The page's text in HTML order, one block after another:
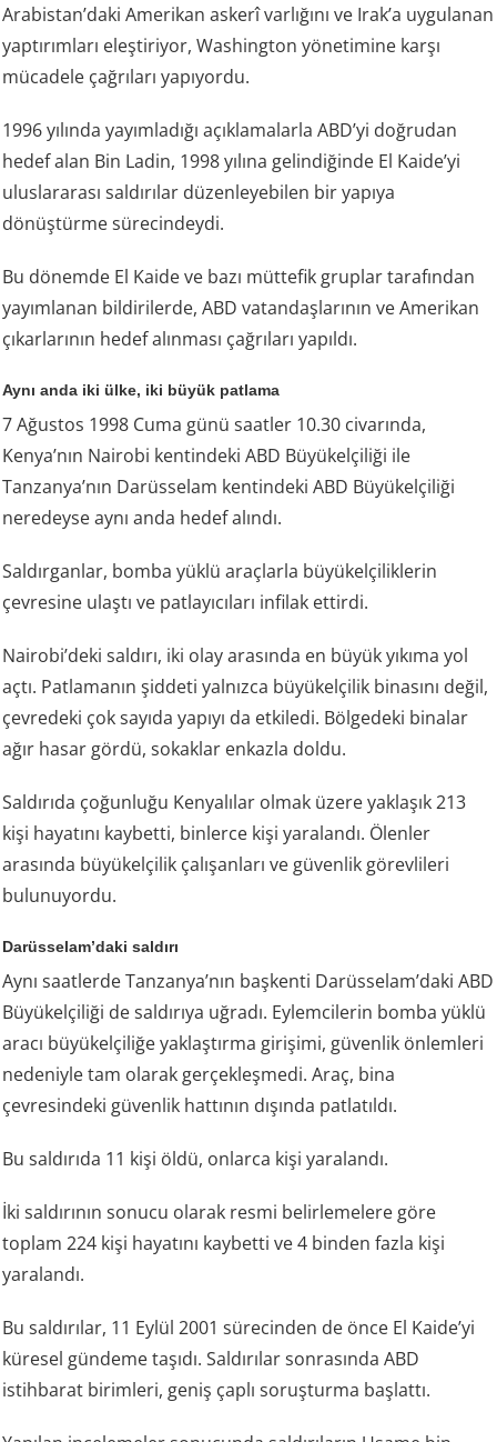
Arabistan’daki Amerikan askerî varlığını ve Irak’a uygulanan
yaptırımları eleştiriyor, Washington yönetimine karşı
mücadele çağrıları yapıyordu.
1996 yılında yayımladığı açıklamalarla ABD’yi doğrudan
hedef alan Bin Ladin, 1998 yılına gelindiğinde El Kaide’yi
uluslararası saldırılar düzenleyebilen bir yapıya
dönüştürme sürecindeydi.
Bu dönemde El Kaide ve bazı müttefik gruplar tarafından
yayımlanan bildirilerde, ABD vatandaşlarının ve Amerikan
çıkarlarının hedef alınması çağrıları yapıldı.
Aynı anda iki ülke, iki büyük patlama
7 Ağustos 1998 Cuma günü saatler 10.30 civarında,
Kenya’nın Nairobi kentindeki ABD Büyükelçiliği ile
Tanzanya’nın Darüsselam kentindeki ABD Büyükelçiliği
neredeyse aynı anda hedef alındı.
Saldırganlar, bomba yüklü araçlarla büyükelçiliklerin
çevresine ulaştı ve patlayıcıları infilak ettirdi.
Nairobi’deki saldırı, iki olay arasında en büyük yıkıma yol
açtı. Patlamanın şiddeti yalnızca büyükelçilik binasını değil,
çevredeki çok sayıda yapıyı da etkiledi. Bölgedeki binalar
ağır hasar gördü, sokaklar enkazla doldu.
Saldırıda çoğunluğu Kenyalılar olmak üzere yaklaşık 213
kişi hayatını kaybetti, binlerce kişi yaralandı. Ölenler
arasında büyükelçilik çalışanları ve güvenlik görevlileri
bulunuyordu.
Darüsselam’daki saldırı
Aynı saatlerde Tanzanya’nın başkenti Darüsselam’daki ABD
Büyükelçiliği de saldırıya uğradı. Eylemcilerin bomba yüklü
aracı büyükelçiliğe yaklaştırma girişimi, güvenlik önlemleri
nedeniyle tam olarak gerçekleşmedi. Araç, bina
çevresindeki güvenlik hattının dışında patlatıldı.
Bu saldırıda 11 kişi öldü, onlarca kişi yaralandı.
İki saldırının sonucu olarak resmi belirlemelere göre
toplam 224 kişi hayatını kaybetti ve 4 binden fazla kişi
yaralandı.
Bu saldırılar, 11 Eylül 2001 sürecinden de önce El Kaide’yi
küresel gündeme taşıdı. Saldırılar sonrasında ABD
istihbarat birimleri, geniş çaplı soruşturma başlattı.